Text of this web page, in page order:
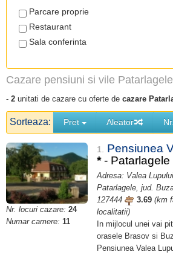
Parcare proprie
Restaurant
Sala conferinta
Cazare pensiuni si vile Patarlagele
- 2 unitati de cazare cu oferte de cazare
Sorteaza: Pret Aleator
Nr. locuri cazare: 24
Numar camere: 11
1. Pensiunea
* - Patarlagele
Adresa: Valea
Patarlagele, jud.
127444
3.69 (km
localitatii)
In mijlocul unei vai
orasele Brasov si
Pensiunea Valea